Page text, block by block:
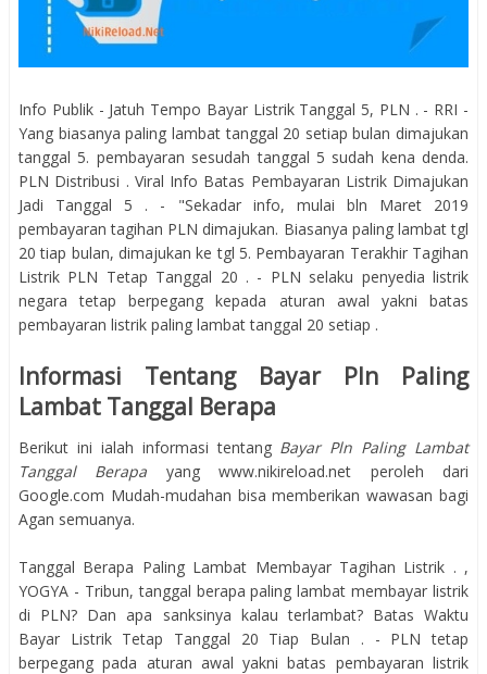
Info Publik - Jatuh Tempo Bayar Listrik Tanggal 5, PLN . - RRI -
Yang biasanya paling lambat tanggal 20 setiap bulan dimajukan
tanggal 5. pembayaran sesudah tanggal 5 sudah kena denda.
PLN Distribusi . Viral Info Batas Pembayaran Listrik Dimajukan
Jadi Tanggal 5 . - "Sekadar info, mulai bln Maret 2019
pembayaran tagihan PLN dimajukan. Biasanya paling lambat tgl
20 tiap bulan, dimajukan ke tgl 5. Pembayaran Terakhir Tagihan
Listrik PLN Tetap Tanggal 20 . - PLN selaku penyedia listrik
negara tetap berpegang kepada aturan awal yakni batas
pembayaran listrik paling lambat tanggal 20 setiap .
Informasi Tentang Bayar Pln Paling
Lambat Tanggal Berapa
Berikut ini ialah informasi tentang Bayar Pln Paling Lambat
Tanggal Berapa yang www.nikireload.net peroleh dari
Google.com Mudah-mudahan bisa memberikan wawasan bagi
Agan semuanya.
Tanggal Berapa Paling Lambat Membayar Tagihan Listrik . ,
YOGYA - Tribun, tanggal berapa paling lambat membayar listrik
di PLN? Dan apa sanksinya kalau terlambat? Batas Waktu
Bayar Listrik Tetap Tanggal 20 Tiap Bulan . - PLN tetap
berpegang pada aturan awal yakni batas pembayaran listrik